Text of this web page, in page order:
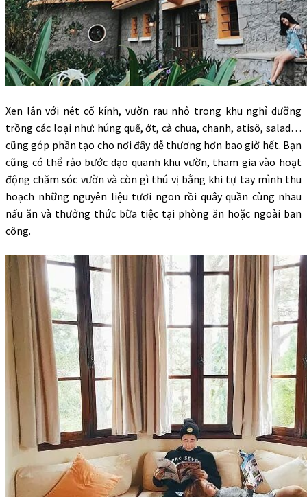
Xen lẫn với nét cổ kính, vườn rau nhỏ trong khu nghỉ dưỡng
trồng các loại như: húng quế, ớt, cà chua, chanh, atisô, salad…
cũng góp phần tạo cho nơi đây dễ thương hơn bao giờ hết. Bạn
cũng có thể rảo bước dạo quanh khu vườn, tham gia vào hoạt
động chăm sóc vườn và còn gì thú vị bằng khi tự tay mình thu
hoạch những nguyên liệu tươi ngon rồi quây quần cùng nhau
nấu ăn và thưởng thức bữa tiệc tại phòng ăn hoặc ngoài ban
công.